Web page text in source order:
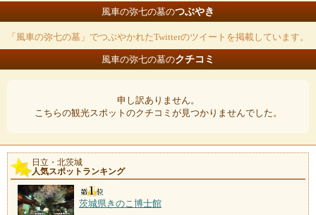
風車の弥七の墓のつぶやき
「風車の弥七の墓」でつぶやかれたTwitterのツイートを掲載しています。
風車の弥七の墓のクチコミ
申し訳ありません。
こちらの観光スポットのクチコミが見つかりませんでした。
日立・北茨城
人気スポットランキング
茨城県きのこ博士館